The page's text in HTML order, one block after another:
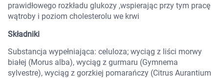
prawidłowego rozkładu glukozy ,wspierając przy tym pracę
wątroby i poziom cholesterolu we krwi
Składniki
Substancja wypełniająca: celuloza; wyciąg z liści morwy
białej (Morus alba), wyciąg z gurmaru (Gymnema
sylvestre), wyciąg z gorzkiej pomarańczy (Citrus Aurantium